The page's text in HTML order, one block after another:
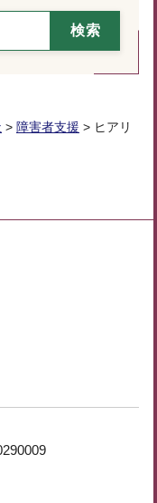
> 障害者支援 > ヒアリ